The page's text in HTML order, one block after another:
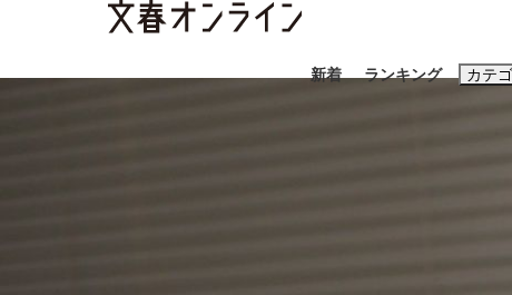
新着 ランキング カテ